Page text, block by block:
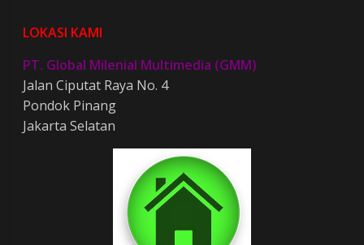
LOKASI KAMI
PT. Global Milenial Multimedia (GMM)
Jalan Ciputat Raya No. 4
Pondok Pinang
Jakarta Selatan